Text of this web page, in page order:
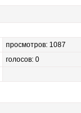
просмотров: 1087
голосов: 0